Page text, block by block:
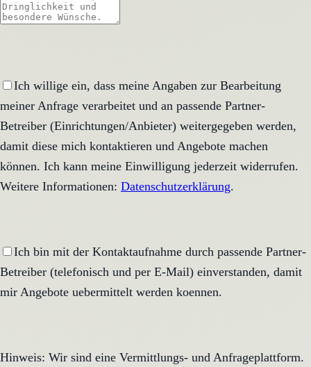
Ich willige ein, dass meine Angaben zur Bearbeitung
meiner Anfrage verarbeitet und an passende Partner-
Betreiber (Einrichtungen/Anbieter) weitergegeben werden,
damit diese mich kontaktieren und Angebote machen
können. Ich kann meine Einwilligung jederzeit widerrufen.
Weitere Informationen: Datenschutzerklärung.
Ich bin mit der Kontaktaufnahme durch passende Partner-
Betreiber (telefonisch und per E-Mail) einverstanden, damit
mir Angebote uebermittelt werden koennen.
Hinweis: Wir sind eine Vermittlungs- und Anfrageplattform.